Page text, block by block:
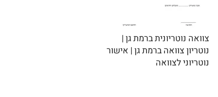
צוואה נוטריונית ברמת גן |
נוטריון צוואה ברמת גן | אישור
נוטריוני לצוואה